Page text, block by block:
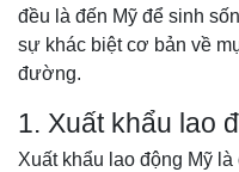
đều là đến Mỹ để sinh
sự khác biệt cơ bản về
đường.
1. Xuất khẩu lao
Xuất khẩu lao động Mỹ